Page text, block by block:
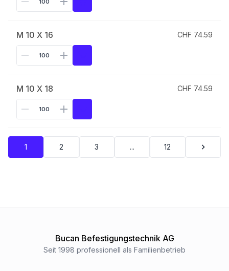
M 10 X 16 CHF 74.59
M 10 X 18 CHF 74.59
1 2 3 ... 12
Bucan Befestigungstechnik AG
Seit 1998 professionell als Familienbetrieb